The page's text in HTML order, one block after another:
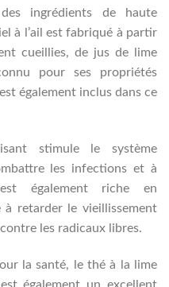
ingrédients de haute
à l’ail est fabriqué à partir
cueillies, de jus de lime
pour ses propriétés
également inclus dans ce
stimule le système
les infections et à
également riche en
retarder le vieillissement
les radicaux libres.
la santé, le thé à la lime